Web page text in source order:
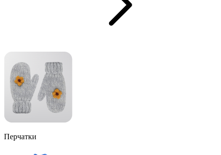
Перчатки